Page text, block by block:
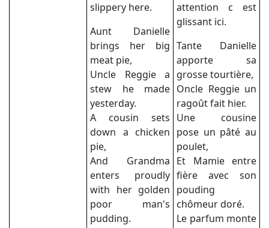
slippery here.
Aunt Danielle
brings her big
meat pie,
Uncle Reggie a
stew he made
yesterday.
A cousin sets
down a chicken
pie,
And Grandma
enters proudly
with her golden
poor man's
pudding.
attention c est
glissant ici.
Tante Danielle
apporte sa
grosse tourtière,
Oncle Reggie un
ragoût fait hier.
Une cousine
pose un pâté au
poulet,
Et Mamie entre
fière avec son
pouding
chômeur doré.
Le parfum monte